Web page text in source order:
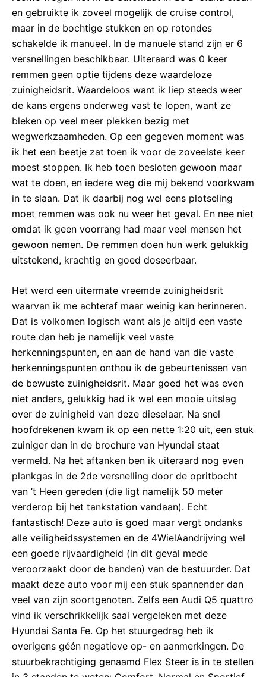
en gebruikte ik zoveel mogelijk de cruise control,
maar in de bochtige stukken en op rotondes
schakelde ik manueel. In de manuele stand zijn er 6
versnellingen beschikbaar. Uiteraard was 0 keer
remmen geen optie tijdens deze waardeloze
zuinigheidsrit. Waardeloos want ik liep steeds weer
de kans ergens onderweg vast te lopen, want ze
bleken op veel meer plekken bezig met
wegwerkzaamheden. Op een gegeven moment was
ik het een beetje zat toen ik voor de zoveelste keer
moest stoppen. Ik heb toen besloten gewoon maar
wat te doen, en iedere weg die mij bekend voorkwam
in te slaan. Dat ik daarbij nog wel eens plotseling
moet remmen was ook nu weer het geval. En nee niet
omdat ik geen voorrang had maar veel mensen het
gewoon nemen. De remmen doen hun werk gelukkig
uitstekend, krachtig en goed doseerbaar.
Het werd een uitermate vreemde zuinigheidsrit
waarvan ik me achteraf maar weinig kan herinneren.
Dat is volkomen logisch want als je altijd een vaste
route dan heb je namelijk veel vaste
herkenningspunten, en aan de hand van die vaste
herkenningspunten onthou ik de gebeurtenissen van
de bewuste zuinigheidsrit. Maar goed het was even
niet anders, gelukkig had ik wel een mooie uitslag
over de zuinigheid van deze dieselaar. Na snel
hoofdrekenen kwam ik op een nette 1:20 uit, een stuk
zuiniger dan in de brochure van Hyundai staat
vermeld. Na het aftanken ben ik uiteraard nog even
plankgas in de 2de versnelling door de opritbocht
van ’t Heen gereden (die ligt namelijk 50 meter
verderop bij het tankstation vandaan). Echt
fantastisch! Deze auto is goed maar vergt ondanks
alle veiligheidssystemen en de 4WielAandrijving wel
een goede rijvaardigheid (in dit geval mede
veroorzaakt door de banden) van de bestuurder. Dat
maakt deze auto voor mij een stuk spannender dan
veel van zijn soortgenoten. Zelfs een Audi Q5 quattro
vind ik verschrikkelijk saai vergeleken met deze
Hyundai Santa Fe. Op het stuurgedrag heb ik
overigens géén negatieve op- en aanmerkingen. De
stuurbekrachtiging genaamd Flex Steer is in te stellen